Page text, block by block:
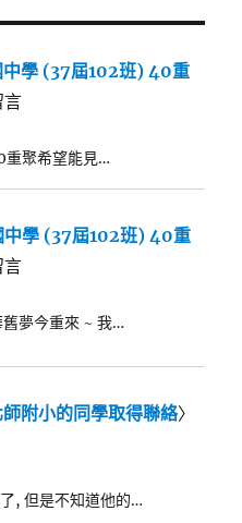
中學 (37屆102班) 40重
言
重聚希望能見…
中學 (37屆102班) 40重
言
夢今重來 ~ 我…
附小的同學取得聯絡〉
, 但是不知道他的…